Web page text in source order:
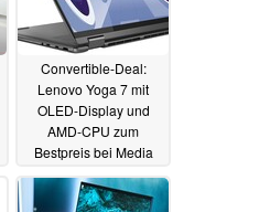
Convertible-Deal:
Lenovo Yoga 7 mit
OLED-Display und
AMD-CPU zum
Bestpreis bei Media
05.02.2024